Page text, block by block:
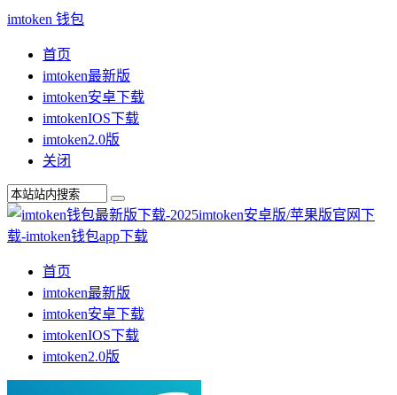
imtoken 钱包
首页
imtoken最新版
imtoken安卓下载
imtokenIOS下载
imtoken2.0版
关闭
首页
imtoken最新版
imtoken安卓下载
imtokenIOS下载
imtoken2.0版